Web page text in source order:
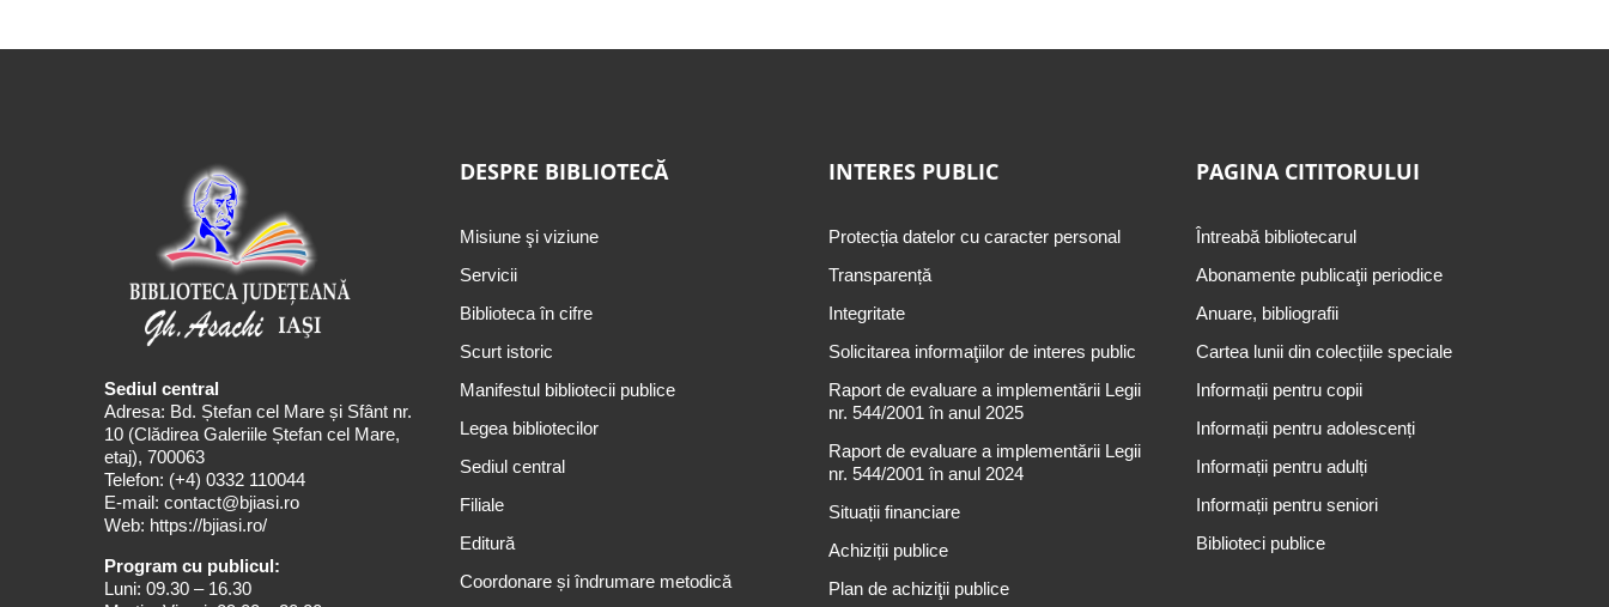
Sediul central
Adresa: Bd. Ștefan cel Mare și Sfânt nr.
10 (Clădirea Galeriile Ștefan cel Mare,
etaj), 700063
Telefon: (+4) 0332 110044
E-mail: contact@bjiasi.ro
Web: https://bjiasi.ro/
Program cu publicul:
Luni: 09.30 – 16.30
DESPRE BIBLIOTECĂ
Misiune şi viziune
Servicii
Biblioteca în cifre
Scurt istoric
Manifestul bibliotecii publice
Legea bibliotecilor
Sediul central
Filiale
Editură
Coordonare și îndrumare metodică
INTERES PUBLIC
Protecția datelor cu caracter personal
Transparență
Integritate
Solicitarea informaţiilor de interes public
Raport de evaluare a implementării Legii
nr. 544/2001 în anul 2025
Raport de evaluare a implementării Legii
nr. 544/2001 în anul 2024
Situații financiare
Achiziții publice
Plan de achiziţii publice
PAGINA CITITORULUI
Întreabă bibliotecarul
Abonamente publicaţii periodice
Anuare, bibliografii
Cartea lunii din colecțiile speciale
Informații pentru copii
Informații pentru adolescenți
Informații pentru adulți
Informații pentru seniori
Biblioteci publice